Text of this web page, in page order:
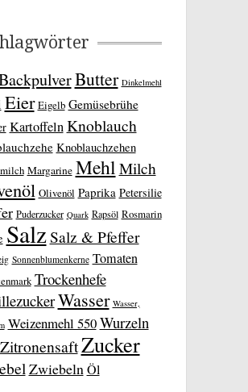
Butter Dinkelmehl
Eier Eigelb Gemüsebrühe
Kartoffeln Knoblauch
Knoblauchzehen
Margarine Mehl Milch
Olivenöl Paprika Petersilie
Puderzucker Quark Rapsöl Rosmarin
SalzSalz & Pfeffer
Sonnenblumenkerne Tomaten
Trockenhefe
Wasser Wasser,
Weizenmehl 550Wurzeln
ZitronensaftZucker
Zwiebeln Öl